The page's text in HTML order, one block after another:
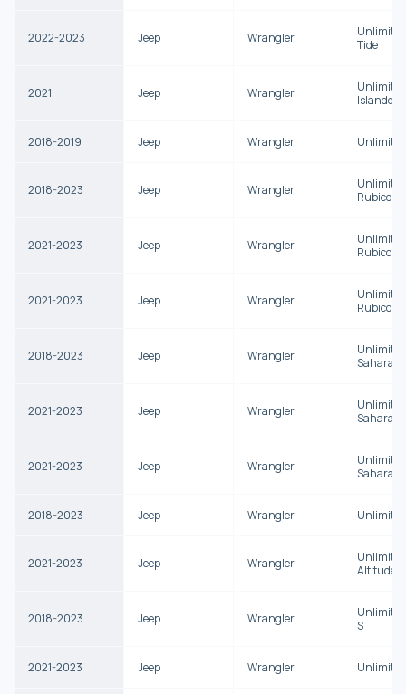
2022-2023 Jeep Wrangler
Tide
2021 Jeep Wrangler
Unlimited
Islander
2018-2019 Jeep Wrangler
2018-2023 Jeep Wrangler
Unlimited
Rubicon
2021-2023 Jeep Wrangler
Unlimited
Rubicon
2021-2023 Jeep Wrangler
Unlimited
Rubicon
2018-2023 Jeep Wrangler
Unlimited
Sahara
2021-2023 Jeep Wrangler
Unlimited
Sahara
2021-2023 Jeep Wrangler
Unlimited
Sahara
2018-2023 Jeep Wrangler
2021-2023 Jeep Wrangler
Altitude
2018-2023 Jeep Wrangler
S
2021-2023 Jeep Wrangler